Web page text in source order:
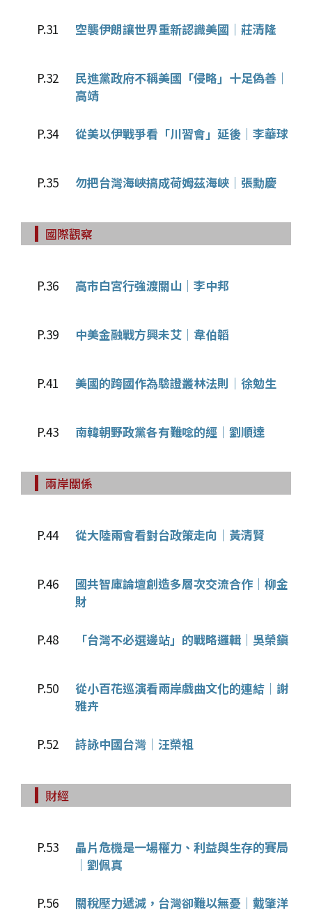
P.31 空襲伊朗讓世界重新認識美國│莊清隆
P.32
民進黨政府不稱美國「侵略」十足偽善│
高靖
P.34 從美以伊戰爭看「川習會」延後│李華球
P.35 勿把台灣海峽搞成荷姆茲海峽│張勳慶
國際觀察
P.36 高市白宮行強渡關山│李中邦
P.39 中美金融戰方興未艾│韋伯韜
P.41 美國的跨國作為驗證叢林法則│徐勉生
P.43 南韓朝野政黨各有難唸的經│劉順達
兩岸關係
P.44 從大陸兩會看對台政策走向│黃清賢
P.46
國共智庫論壇創造多層次交流合作│柳金
財
P.48 「台灣不必選邊站」的戰略邏輯│吳榮鎭
P.50
從小百花巡演看兩岸戲曲文化的連結│謝
雅卉
P.52 詩詠中國台灣│汪榮祖
財經
P.53
晶片危機是一場權力、利益與生存的賽局
│劉佩真
P.56 關稅壓力遞減，台灣卻難以無憂│戴肇洋